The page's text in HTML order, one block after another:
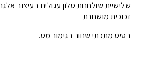
שלישיית שולחנות סלון עגולים בעיצוב
זכוכית מושחרת
בסיס מתכתי שחור בגימור מט.